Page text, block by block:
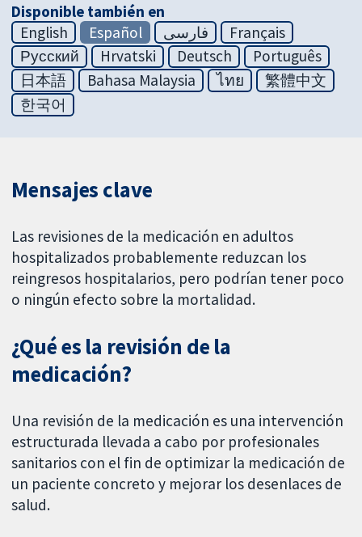
Disponible también en
English
Español فارسی
Français
Русский
Hrvatski Deutsch
Português
日本語
Bahasa Malaysia ไทย
繁體中文
한국어
Mensajes clave
Las revisiones de la medicación en adultos
hospitalizados probablemente reduzcan los
reingresos hospitalarios, pero podrían tener poco
o ningún efecto sobre la mortalidad.
¿Qué es la revisión de la
medicación?
Una revisión de la medicación es una intervención
estructurada llevada a cabo por profesionales
sanitarios con el fin de optimizar la medicación de
un paciente concreto y mejorar los desenlaces de
salud.